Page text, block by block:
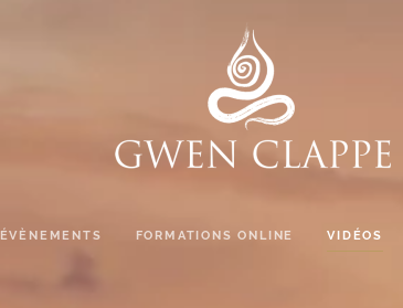
ÉVÈNEMENTS FORMATIONS ONLINE VIDÉOS